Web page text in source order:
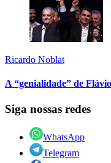
Ricardo Noblat
A “genialidade” de
Siga nossas redes
WhatsApp
Telegram